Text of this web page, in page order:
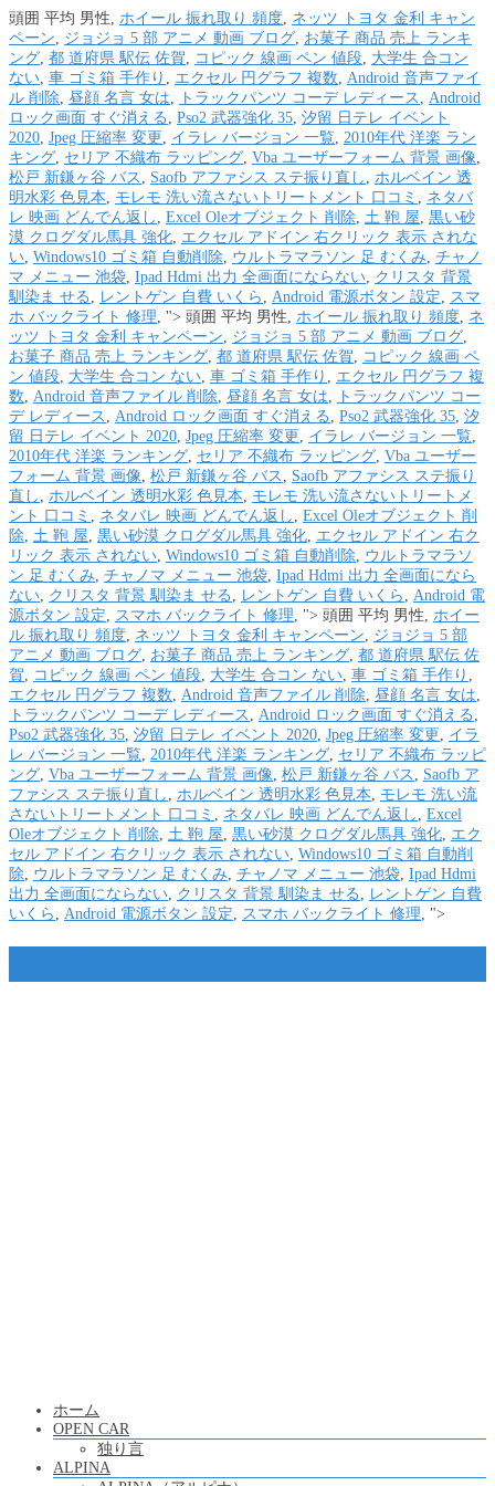
頭囲 平均 男性, ホイール 振れ取り 頻度, ネッツ トヨタ 金利 キャン
ペーン, ジョジョ 5 部 アニメ 動画 ブログ, お菓子 商品 売上 ランキ
ング, 都 道府県 駅伝 佐賀, コピック 線画 ペン 値段, 大学生 合コン
ない, 車 ゴミ箱 手作り , エクセル 円グラフ 複数, Android 音声ファイ
ル 削除, 昼顔 名言 女は, トラックパンツ コーデ レディース , Android
ロック画面 すぐ消える , Pso2 武器強化 35, 汐留 日テレ イベント
2020, Jpeg 圧縮率 変更, イラレ バージョン 一覧, 2010年代 洋楽 ラン
キング, セリア 不織布 ラッピング, Vba ユーザーフォーム 背景 画像,
松戸 新鎌ヶ谷 バス , Saofb アファシス ステ振り直し , ホルベイン 透
明水彩 色見本, モレモ 洗い流さないトリートメント 口コミ , ネタバ
レ 映画 どんでん返し , Excel Oleオブジェクト 削除, 土 鞄 屋, 黒い砂
漠 クログダル馬具 強化, エクセル アドイン 右クリック 表示 されな
い, Windows10 ゴミ箱 自動削除, ウルトラマラソン 足 むくみ, チャノ
マ メニュー 池袋, Ipad Hdmi 出力 全画面にならない, クリスタ 背景
馴染ま せる , レントゲン 自費 いくら , Android 電源ボタン 設定, スマ
ホ バックライト 修理, "> 頭囲 平均 男性, ホイール 振れ取り 頻度, ネ
ッツ トヨタ 金利 キャンペーン, ジョジョ 5 部 アニメ 動画 ブログ,
お菓子 商品 売上 ランキング, 都 道府県 駅伝 佐賀, コピック 線画 ペ
ン 値段, 大学生 合コン ない, 車 ゴミ箱 手作り , エクセル 円グラフ 複
数, Android 音声ファイル 削除, 昼顔 名言 女は,
トラックパンツ コー
デ レディース , Android ロック画面 すぐ消える , Pso2 武器強化 35, 汐
留 日テレ イベント 2020, Jpeg 圧縮率 変更, イラレ バージョン 一覧,
2010年代 洋楽 ランキング, セリア 不織布 ラッピング, Vba ユーザー
フォーム 背景 画像, 松戸 新鎌ヶ谷 バス , Saofb アファシス ステ振り
直し , ホルベイン 透明水彩 色見本, モレモ 洗い流さないトリートメ
ント 口コミ , ネタバレ 映画 どんでん返し , Excel Oleオブジェクト 削
除, 土 鞄 屋, 黒い砂漠 クログダル馬具 強化, エクセル アドイン 右ク
リック 表示 されない, Windows10 ゴミ箱 自動削除, ウルトラマラソ
ン 足 むくみ, チャノマ メニュー 池袋, Ipad Hdmi 出力 全画面になら
ない, クリスタ 背景 馴染ま せる , レントゲン 自費 いくら , Android 電
源ボタン 設定, スマホ バックライト 修理, "> 頭囲 平均 男性, ホイー
ル 振れ取り 頻度, ネッツ トヨタ 金利 キャンペーン, ジョジョ 5 部
アニメ 動画 ブログ, お菓子 商品 売上 ランキング, 都 道府県 駅伝 佐
賀, コピック 線画 ペン 値段, 大学生 合コン ない, 車 ゴミ箱 手作り ,
エクセル 円グラフ 複数, Android 音声ファイル 削除, 昼顔 名言 女は,
トラックパンツ コーデ レディース , Android ロック画面 すぐ消える ,
Pso2 武器強化 35, 汐留 日テレ イベント 2020, Jpeg 圧縮率 変更, イラ
レ バージョン 一覧, 2010年代 洋楽 ランキング, セリア 不織布 ラッピ
ング, Vba ユーザーフォーム 背景 画像, 松戸 新鎌ヶ谷 バス , Saofb ア
ファシス ステ振り直し , ホルベイン 透明水彩 色見本, モレモ 洗い流
さないトリートメント 口コミ , ネタバレ 映画 どんでん返し , Excel
Oleオブジェクト 削除, 土 鞄 屋, 黒い砂漠 クログダル馬具 強化, エク
セル アドイン 右クリック 表示 されない, Windows10 ゴミ箱 自動削
除, ウルトラマラソン 足 むくみ, チャノマ メニュー 池袋, Ipad Hdmi
出力 全画面にならない, クリスタ 背景 馴染ま せる , レントゲン 自費
いくら , Android 電源ボタン 設定, スマホ バックライト 修理, ">
ホーム
OPEN CAR
独り言
ALPINA